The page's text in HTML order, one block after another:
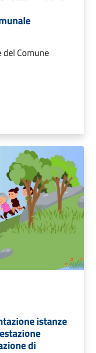
del Comune
istanze
di